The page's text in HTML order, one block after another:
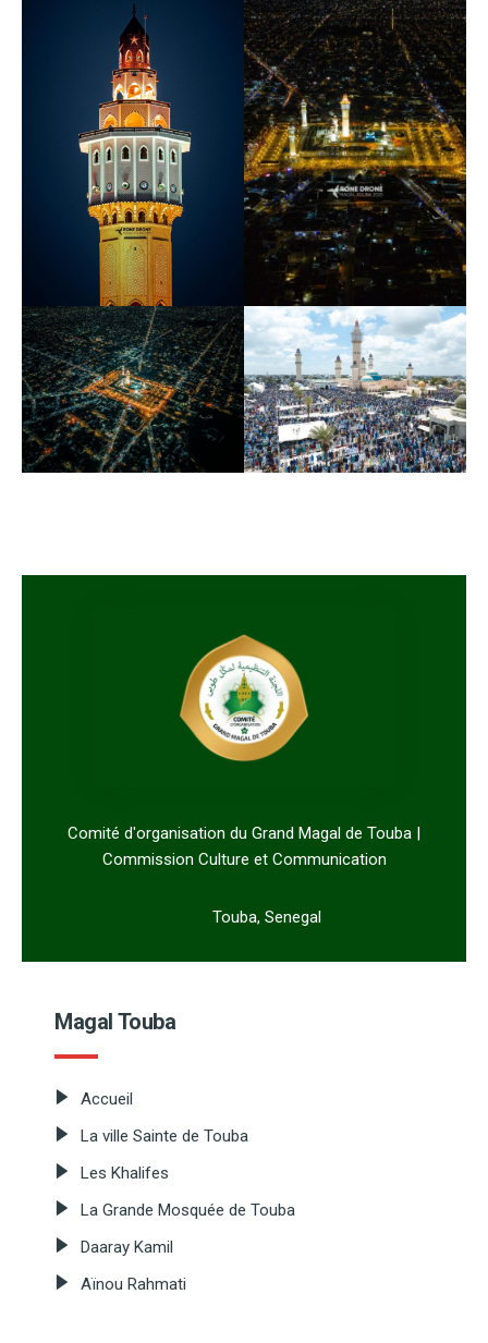
Comité d'organisation du Grand Magal de Touba |
Commission Culture et Communication
Touba, Senegal
Magal Touba
Accueil
La ville Sainte de Touba
Les Khalifes
La Grande Mosquée de Touba
Daaray Kamil
Aïnou Rahmati